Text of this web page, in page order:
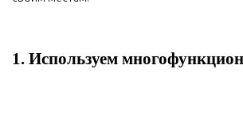
1. Используем